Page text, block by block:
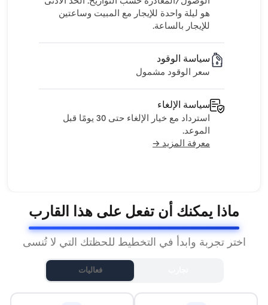
هو ليلة واحدة للإيجار مع المبيت وساعتين
للإيجار بالساعة.
سياسة الوقود
سعر الوقود مشمول
سياسة الإلغاء
استرداد مع خيار الإلغاء حتى 30 يومًا قبل
الموعد.
معرفة المزيد →
ماذا يمكنك أن تفعل على هذا القارب
اختر تجربة وابدأ في التخطيط للحظتك التي لا تُنسى
فعاليات